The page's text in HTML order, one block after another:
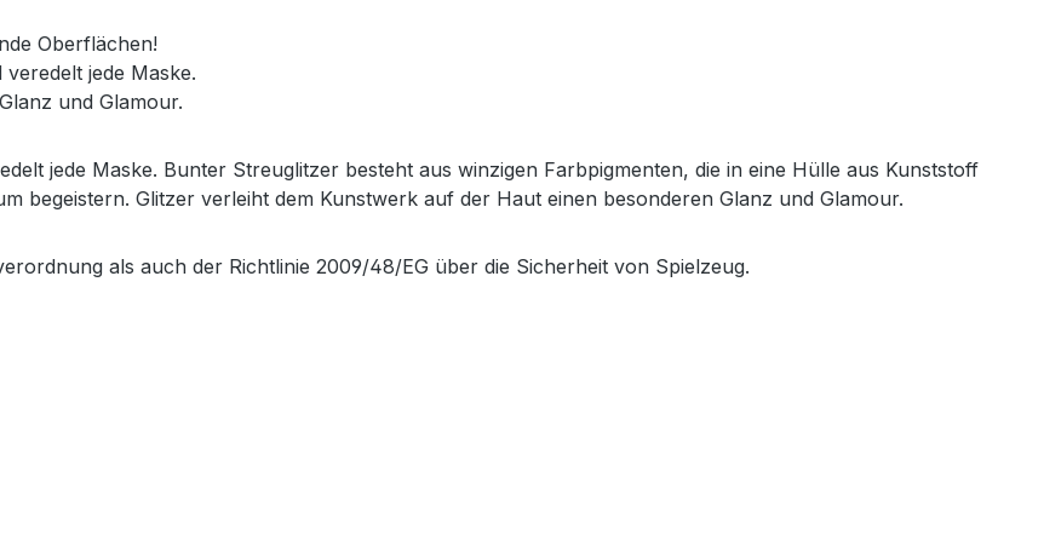
Oberflächen!
jede Maske.
und Glamour.
jede Maske. Bunter Streuglitzer besteht aus winzigen Farbpigmenten, die in eine Hülle aus Kunststoff
begeistern. Glitzer verleiht dem Kunstwerk auf der Haut einen besonderen Glanz und Glamour.
als auch der Richtlinie 2009/48/EG über die Sicherheit von Spielzeug.